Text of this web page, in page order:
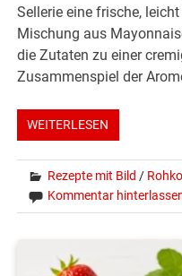
Sellerie eine frische,
Mischung aus
die Zutaten zu einer
Zusammenspiel der
WEITERLESEN
Rezepte mit Bild /
Kommentar